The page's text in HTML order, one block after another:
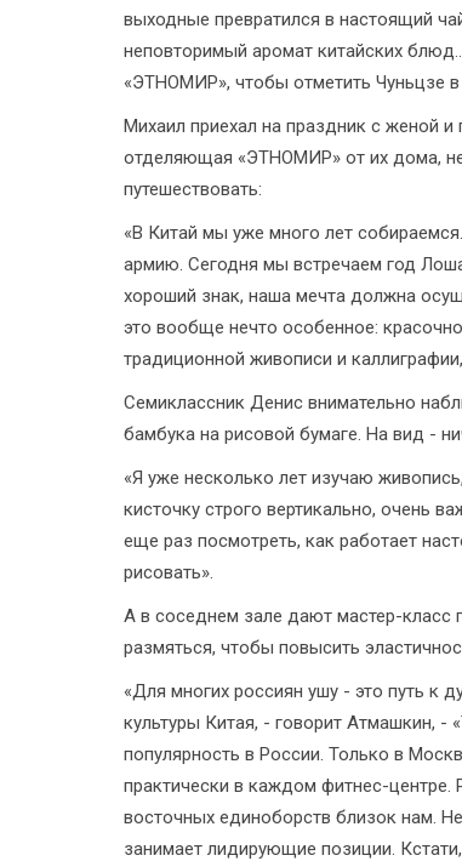
выходные превратился в настоящий
неповторимый аромат китайских
«ЭТНОМИР», чтобы отметить Чуньцзе в
Михаил приехал на праздник с женой
отделяющая «ЭТНОМИР» от их дома, не
путешествовать:
«В Китай мы уже много лет
армию. Сегодня мы встречаем год
хороший знак, наша мечта должна
это вообще нечто особенное:
традиционной живописи и
Семиклассник Денис внимательно
бамбука на рисовой бумаге. На вид -
«Я уже несколько лет изучаю
кисточку строго вертикально, очень
еще раз посмотреть, как работает
рисовать».
А в соседнем зале дают мастер-класс
размяться, чтобы повысить
«Для многих россиян ушу - это путь к
культуры Китая, - говорит Атмашкин,
популярность в России. Только в
практически в каждом фитнес-центре.
восточных единоборств близок нам.
занимает лидирующие позиции.